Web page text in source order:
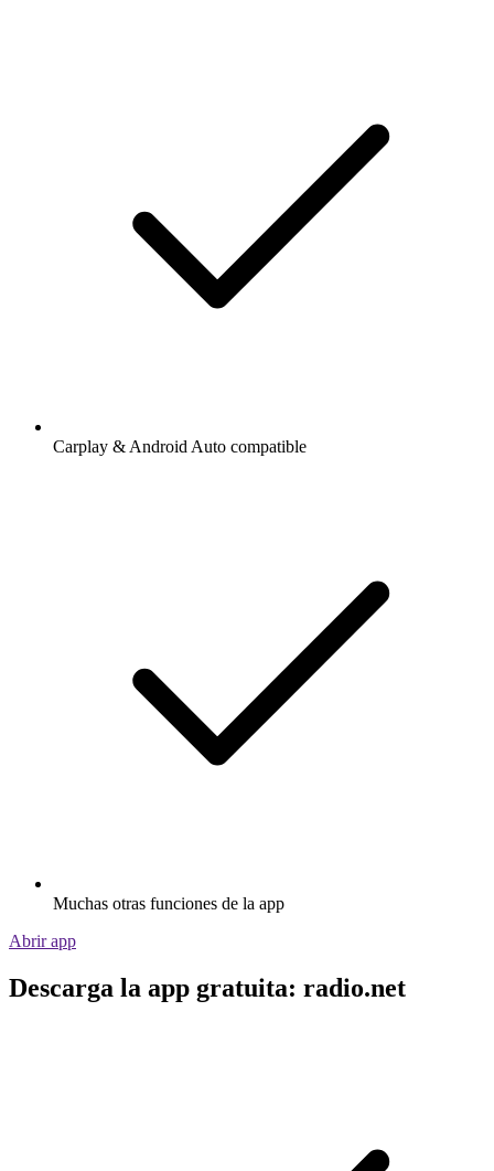
Carplay & Android Auto compatible
Muchas otras funciones de la app
Abrir app
Descarga la app gratuita: radio.net